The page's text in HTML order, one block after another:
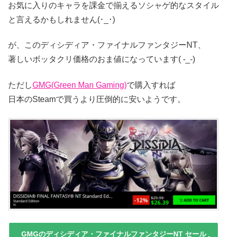
お気に入りのキャラを課金で揃えるソシャゲ的なスタイル
と言えるかもしれません(･_･)
が、このディシディア・ファイナルファンタジーNT、
著しいボッタクリ価格のおま値になっています( -_-)
ただしGMG(Green Man Gaming)で購入すれば
日本のSteamで買うより圧倒的に安いようです。
GMGのディシディア・ファイナルファンタジーNT セール